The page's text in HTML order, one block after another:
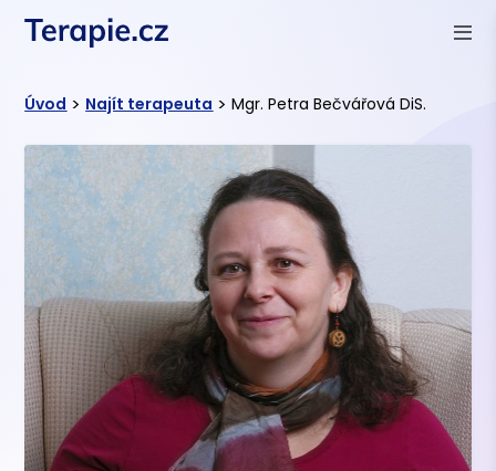
Úvod > Najít terapeuta > Mgr. Petra Bečvářová DiS.